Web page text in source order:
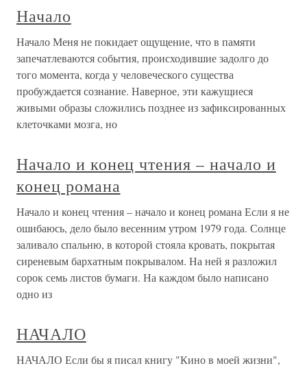
Начало
Начало Меня не покидает ощущение, что в памяти
запечатлеваются события, происходившие задолго до
того момента, когда у человеческого существа
пробуждается сознание. Наверное, эти кажущиеся
живыми образы сложились позднее из зафиксированных
клеточками мозга, но
Начало и конец чтения – начало и
конец романа
Начало и конец чтения – начало и конец романа Если я не
ошибаюсь, дело было весенним утром 1979 года. Солнце
заливало спальню, в которой стояла кровать, покрытая
сиреневым бархатным покрывалом. На ней я разложил
сорок семь листов бумаги. На каждом было написано
одно из
НАЧАЛО
НАЧАЛО Если бы я писал книгу "Кино в моей жизни",